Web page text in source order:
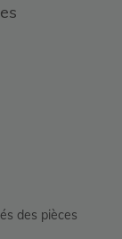
des pièces